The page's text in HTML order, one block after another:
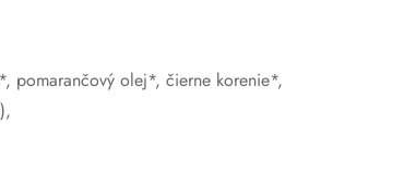
pomarančový olej*, čierne korenie*,